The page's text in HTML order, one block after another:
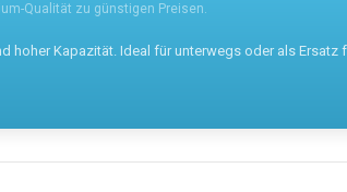
Qualität zu günstigen Preisen.
Kapazität. Ideal für unterwegs oder als